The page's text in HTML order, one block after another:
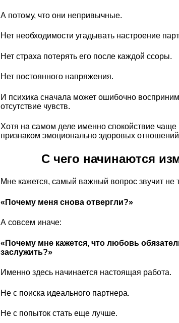
А потому, что они непривычные.
Нет необходимости угадывать настроение
Нет страха потерять его после каждой ссоры.
Нет постоянного напряжения.
И психика сначала может ошибочно
отсутствие чувств.
Хотя на самом деле именно спокойствие чаще
признаком эмоционально здоровых
С чего начинаются
Мне кажется, самый важный вопрос звучит не
«Почему меня снова отвергли?»
А совсем иначе:
«Почему мне кажется, что любовь
заслужить?»
Именно здесь начинается настоящая работа.
Не с поиска идеального партнера.
Не с попыток стать еще лучше.